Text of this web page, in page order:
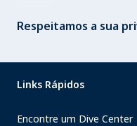
Respeitamos a sua
Links Rápidos
Encontre um Dive Center